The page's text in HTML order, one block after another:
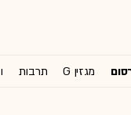
מגזין G תרבות